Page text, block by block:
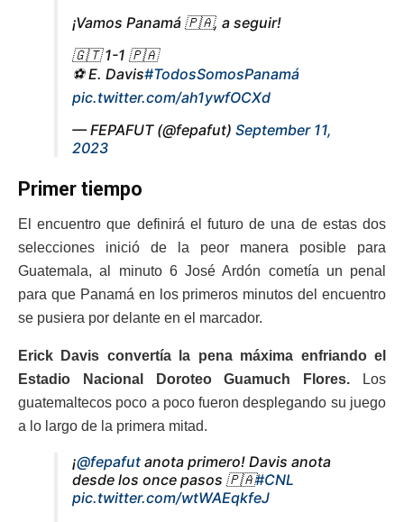
¡Vamos Panamá 🇵🇦, a seguir!
🇬🇹 1-1 🇵🇦
⚽️ E. Davis#TodosSomosPanamá
pic.twitter.com/ah1ywfOCXd
— FEPAFUT (@fepafut) September 11,
2023
Primer tiempo
El encuentro que definirá el futuro de una de estas dos
selecciones inició de la peor manera posible para
Guatemala, al minuto 6 José Ardón cometía un penal
para que Panamá en los primeros minutos del encuentro
se pusiera por delante en el marcador.
Erick Davis convertía la pena máxima enfriando el
Estadio Nacional Doroteo Guamuch Flores. Los
guatemaltecos poco a poco fueron desplegando su juego
a lo largo de la primera mitad.
¡@fepafut anota primero! Davis anota
desde los once pasos 🇵🇦#CNL
pic.twitter.com/wtWAEqkfeJ